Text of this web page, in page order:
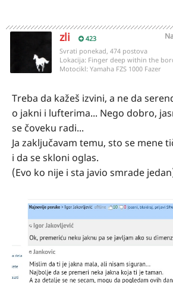
zli 423
Svrati ponekad, 474 postova
Lokacija: Finger deep within the
Motocikl: Yamaha FZS 1000 Fazer
Treba da kažeš izvini, a ne da
o jakni i lufterima... Nego dobro,
se čoveku radi...
Ja zaključavam temu, sto se mene
i da se skloni oglas.
(Evo ko nije i sta javio smrade